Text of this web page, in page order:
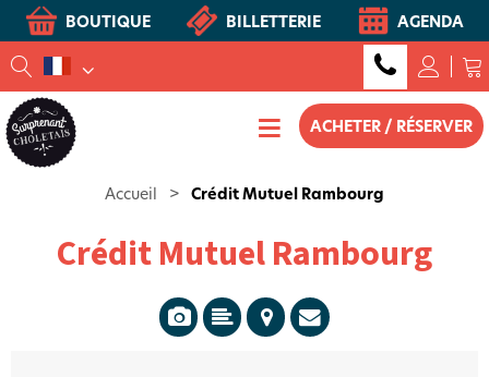
BOUTIQUE BILLETTERIE AGENDA
ACHETER / RÉSERVER
Accueil > Crédit Mutuel Rambourg
Crédit Mutuel Rambourg